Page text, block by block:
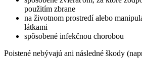
použitím zbrane
na životnom prostredí alebo
látkami
spôsobené infekčnou chorobou
Poistené nebývajú ani následné škody